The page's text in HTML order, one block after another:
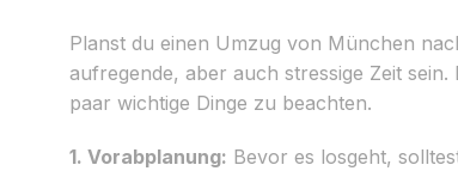
Planst du einen Umzug von München
aufregende, aber auch stressige Zeit
paar wichtige Dinge zu beachten.
1. Vorabplanung: Bevor es losgeht,